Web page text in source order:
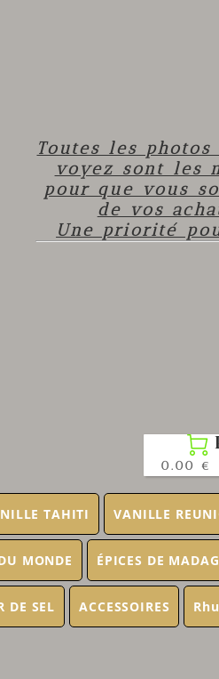
Toutes les
voyez sont les
pour que vous
de vos
Une priorité

0.00 €
TAHITI VANILLE
MONDE ÉPICES DE
DE SEL ACCESSOIRES